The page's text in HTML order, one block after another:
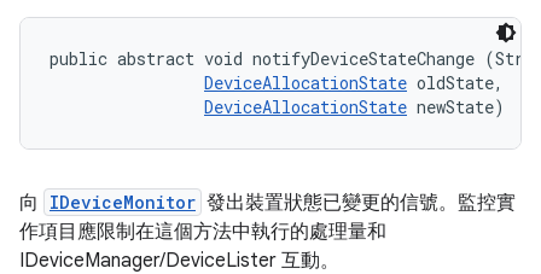
public abstract void notifyDeviceStateChange
DeviceAllocationState oldState,
DeviceAllocationState newState)
向 IDeviceMonitor 發出裝置狀態已變更的信號。監控實
作項目應限制在這個方法中執行的處理量和
IDeviceManager/DeviceLister 互動。